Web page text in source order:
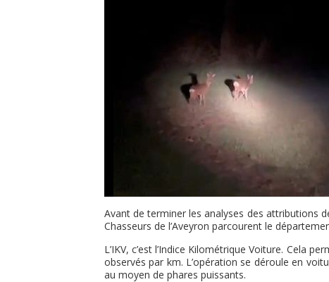
Avant de terminer les analyses des attributions
Chasseurs de l’Aveyron parcourent le
L’IKV, c’est l’Indice Kilométrique Voiture. Cela
observés par km. L’opération se déroule en
au moyen de phares puissants.